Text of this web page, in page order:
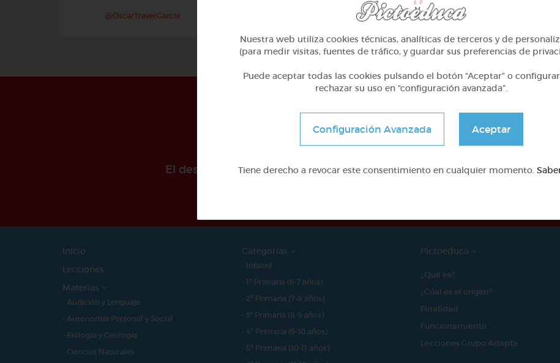
@OscarTraverGarcia
El desarollo de este proyecto ha sido posible gracias al mecenazgo de
Inicio
Lecciones
Materias
- Audición y Lenguaje
- Autonomía Personal y Social
- Biología y Geología
- Ciencias Naturales
Categorías
- Infantil
- 1º Primaria (6-7 años)
- 2º Primaria (7-8 años)
- 3º Primaria (8-9 años)
- 4º Primaria (9-10 años)
- 5º Primaria (10-11 años)
Pictoeduca
¿Qué es?
¿Cúal es el origen?
Finalidad
Funcionamiento
Lecciones Grupo Adapta
Nuestra web utiliza cookies técnicas, analíticas de terceros y de
(para medir visitas, fuentes de tráfico, y guardar sus preferencias de
Puede aceptar todas las cookies pulsando el botón “Aceptar” o
rechazar su uso en “configuración avanzada”.
Configuración Avanzada Aceptar
Tiene derecho a revocar este consentimiento en cualquier momento.